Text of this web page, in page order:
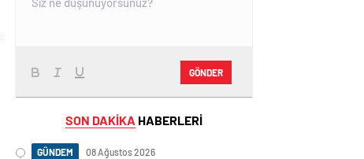
GÖNDER
SON DAKİKA HABERLERİ
GÜNDEM 08 Ağustos 2026